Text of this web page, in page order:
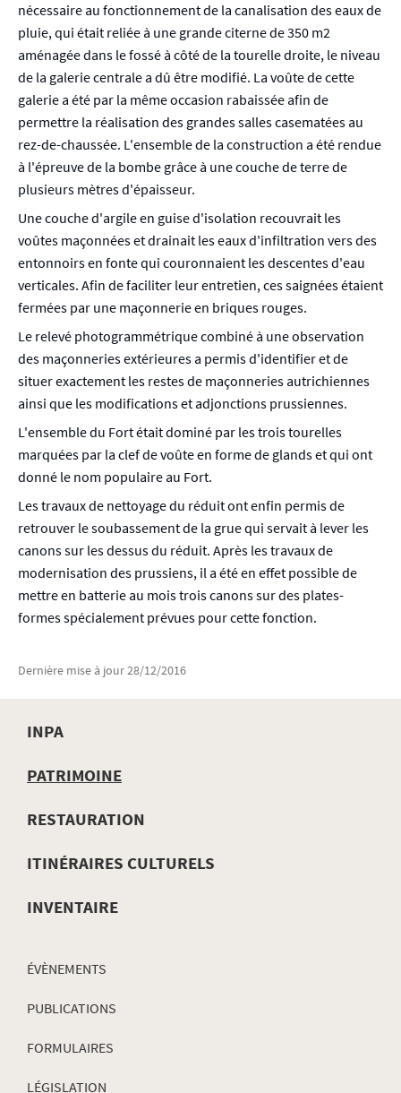
nécessaire au fonctionnement de la canalisation des eaux de
pluie, qui était reliée à une grande citerne de 350 m2
aménagée dans le fossé à côté de la tourelle droite, le niveau
de la galerie centrale a dû être modifié. La voûte de cette
galerie a été par la même occasion rabaissée afin de
permettre la réalisation des grandes salles casematées au
rez-de-chaussée. L'ensemble de la construction a été rendue
à l'épreuve de la bombe grâce à une couche de terre de
plusieurs mètres d'épaisseur.
Une couche d'argile en guise d'isolation recouvrait les
voûtes maçonnées et drainait les eaux d'infiltration vers des
entonnoirs en fonte qui couronnaient les descentes d'eau
verticales. Afin de faciliter leur entretien, ces saignées étaient
fermées par une maçonnerie en briques rouges.
Le relevé photogrammétrique combiné à une observation
des maçonneries extérieures a permis d'identifier et de
situer exactement les restes de maçonneries autrichiennes
ainsi que les modifications et adjonctions prussiennes.
L'ensemble du Fort était dominé par les trois tourelles
marquées par la clef de voûte en forme de glands et qui ont
donné le nom populaire au Fort.
Les travaux de nettoyage du réduit ont enfin permis de
retrouver le soubassement de la grue qui servait à lever les
canons sur les dessus du réduit. Après les travaux de
modernisation des prussiens, il a été en effet possible de
mettre en batterie au mois trois canons sur des plates-
formes spécialement prévues pour cette fonction.
Dernière mise à jour28/12/2016
MENU
DE
INPA
PATRIMOINE
RESTAURATION
ITINÉRAIRES CULTURELS
INVENTAIRE
ÉVÈNEMENTS
PUBLICATIONS
FORMULAIRES
LÉGISLATION